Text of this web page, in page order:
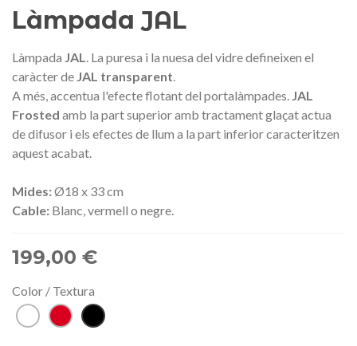
Làmpada JAL
Làmpada JAL. La puresa i la nuesa del vidre defineixen el
caràcter de JAL transparent.
A més, accentua l'efecte flotant del portalàmpades. JAL
Frosted amb la part superior amb tractament glaçat actua
de difusor i els efectes de llum a la part inferior caracteritzen
aquest acabat.
Mides:Ø18 x 33 cm
Cable: Blanc, vermell o negre.
199,00 €
Color / Textura
Blanc
VermellNegre